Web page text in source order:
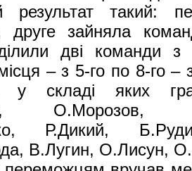
результат
друге зайняла
дві команди
– з 5-го по 8-го –
у складі яких
О.Морозов,
Р.Дикий,
В.Лугин, О.Лисун,